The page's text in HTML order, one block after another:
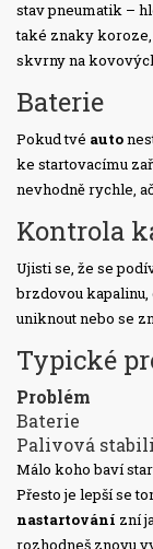
stav pneumatik –
také znaky
skvrny na
Baterie
Pokud tvé auto
ke startovacímu
nevhodně rychle,
Kontrola
Ujisti se, že se
brzdovou kapalinu,
uniknout nebo se
Typické
Problém
Baterie
Palivová
Málo koho baví
Přesto je lepší se
nastartování zní
rozhodneš znovu